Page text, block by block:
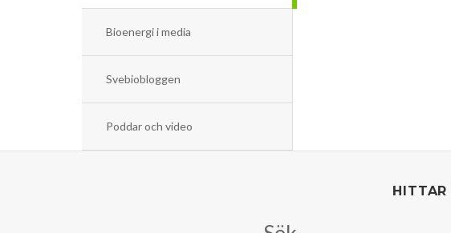
Bioenergi i media
Svebiobloggen
Poddar och video
HITTAR